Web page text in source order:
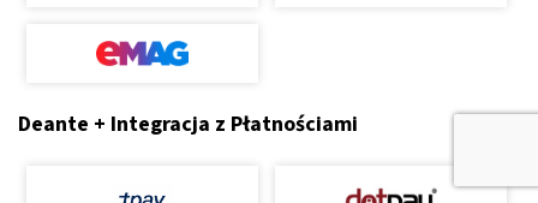
Deante + Integracja z Płatnościami